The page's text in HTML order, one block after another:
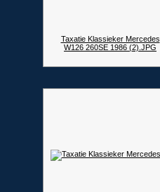
Taxatie Klassieker Mercedes
W126 260SE 1986 (2).JPG